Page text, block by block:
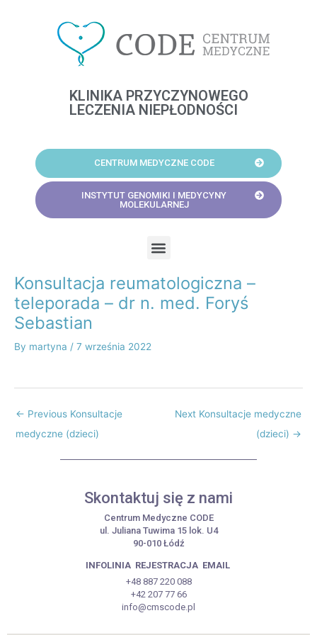
KLINIKA PRZYCZYNOWEGO
LECZENIA NIEPŁODNOŚCI
CENTRUM MEDYCZNE CODE
INSTYTUT GENOMIKI I MEDYCYNY
MOLEKULARNEJ
Konsultacja reumatologiczna –
teleporada – dr n. med. Foryś
Sebastian
By martyna / 7 września 2022
Post
navigation
← Previous Konsultacje
medyczne (dzieci)
Next Konsultacje medyczne
(dzieci) →
Skontaktuj się z nami
Centrum Medyczne CODE
ul. Juliana Tuwima 15 lok. U4
90-010 Łódź
INFOLINIA REJESTRACJA EMAIL
+48 887 220 088
+42 207 77 66
info@cmscode.pl